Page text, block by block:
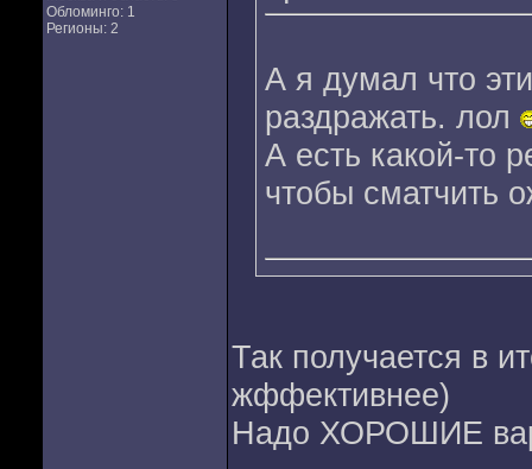
Обломинго: 1
Регионы: 2
А я думал что
раздражать. лол
А есть какой-то
чтобы сматчить
Так получается в
жффективнее)
Надо ХОРОШИЕ